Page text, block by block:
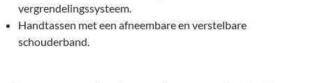
vergrendelingssysteem.
Handtassen met een afneembare en verstelbare
schouderband.